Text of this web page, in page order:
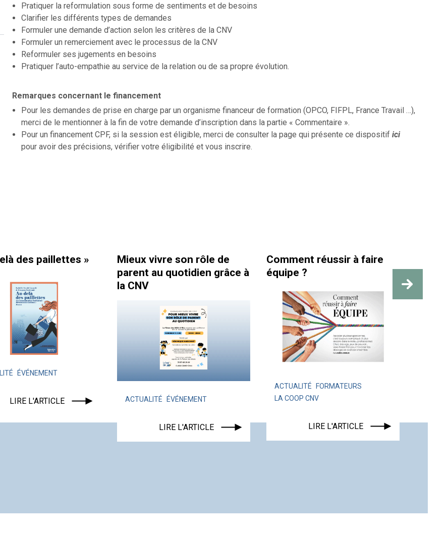
Pratiquer la reformulation sous forme de sentiments et de besoins
Clarifier les différents types de demandes
Formuler une demande d’action selon les critères de la CNV
Formuler un remerciement avec le processus de la CNV
Reformuler ses jugements en besoins
Pratiquer l’auto-empathie au service de la relation ou de sa propre évolution.
Remarques concernant le financement
Pour les demandes de prise en charge par un organisme financeur de formation (OPCO, FIFPL, France Travail …),
merci de le mentionner à la fin de votre demande d’inscription dans la partie « Commentaire ».
Pour un financement CPF, si la session est éligible, merci de consulter la page qui présente ce dispositif ici
pour avoir des précisions, vérifier votre éligibilité et vous inscrire.
»
Mieux vivre son rôle de
parent au quotidien grâce à
ACTUALITÉ ÉVÉNEMENT
LIRE L'ARTICLE
Comment réussir à faire
équipe ?
FORMATEURS
LIRE L'ARTICLE
La santé et la
travail sont bien
des repères